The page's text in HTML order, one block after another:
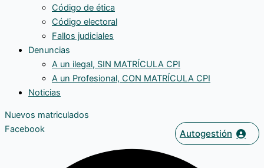
Código de ética
Código electoral
Fallos judiciales
Denuncias
A un ilegal, SIN MATRÍCULA CPI
A un Profesional, CON MATRÍCULA CPI
Noticias
Nuevos matriculados
Autogestión
Facebook